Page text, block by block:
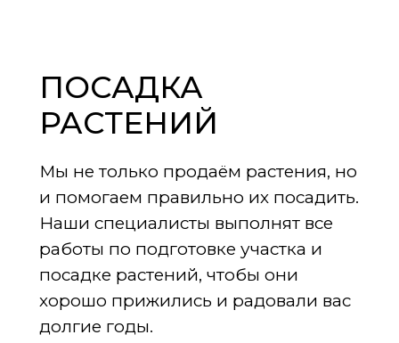
Мы не только продаём растения, но
и помогаем правильно их посадить.
Наши специалисты выполнят все
работы по подготовке участка и
посадке растений, чтобы они
хорошо прижились и радовали вас
долгие годы.
ПОСАДКА
РАСТЕНИЙ